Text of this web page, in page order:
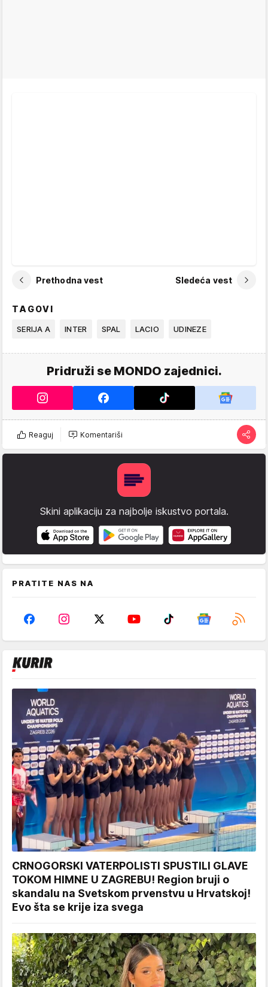
Prethodna vest Sledeća vest
TAGOVI
SERIJA A INTER SPAL LACIO UDINEZE
Pridruži se MONDO zajednici.
Reaguj Komentariši
Skini aplikaciju za najbolje iskustvo portala.
PRATITE NAS NA
CRNOGORSKI VATERPOLISTI SPUSTILI GLAVE
TOKOM HIMNE U ZAGREBU! Region bruji o
skandalu na Svetskom prvenstvu u Hrvatskoj!
Evo šta se krije iza svega